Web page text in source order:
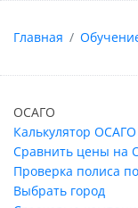
Главная
ОСАГО
Калькулятор ОСАГО
Сравнить цены на
Проверка полиса
Выбрать город